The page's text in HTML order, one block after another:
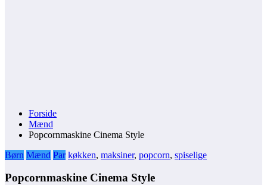
Forside
Mænd
Popcornmaskine Cinema Style
Børn Mænd Par køkken, maksiner, popcorn, spiselige
Popcornmaskine Cinema Style